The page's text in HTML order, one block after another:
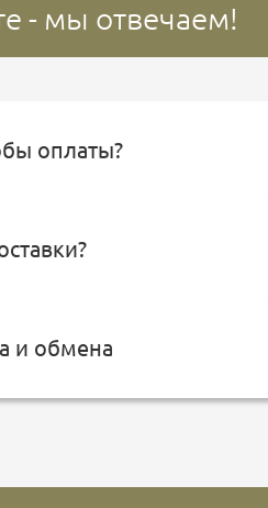
- мы отвечаем!
оплаты?
и обмена